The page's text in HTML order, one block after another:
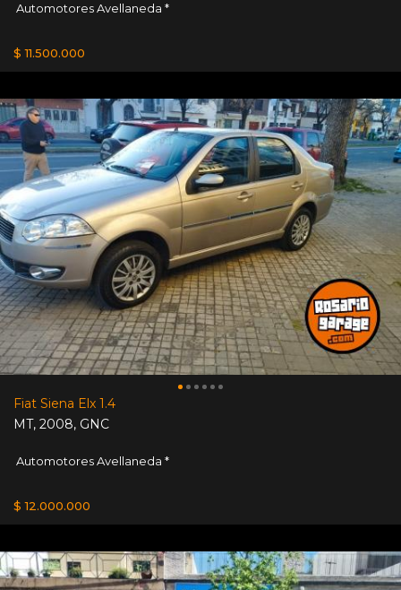
Automotores Avellaneda *
$ 11.500.000
Fiat Siena Elx 1.4
MT, 2008, GNC
Automotores Avellaneda *
$ 12.000.000